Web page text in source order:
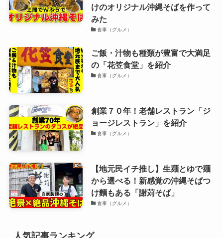
けのオリジナル沖縄そばを作って
みた
食事（グルメ）
ご飯・汁物も種類が豊富で大満足
の「花笠食堂」を紹介
食事（グルメ）
創業７０年！老舗レストラン「ジ
ョージレストラン」を紹介
食事（グルメ）
【地元民イチ推し】生麺とゆで麺
から選べる！新感覚の沖縄そばつ
け麵もある「謝苅そば」
食事（グルメ）
人気記事ランキング